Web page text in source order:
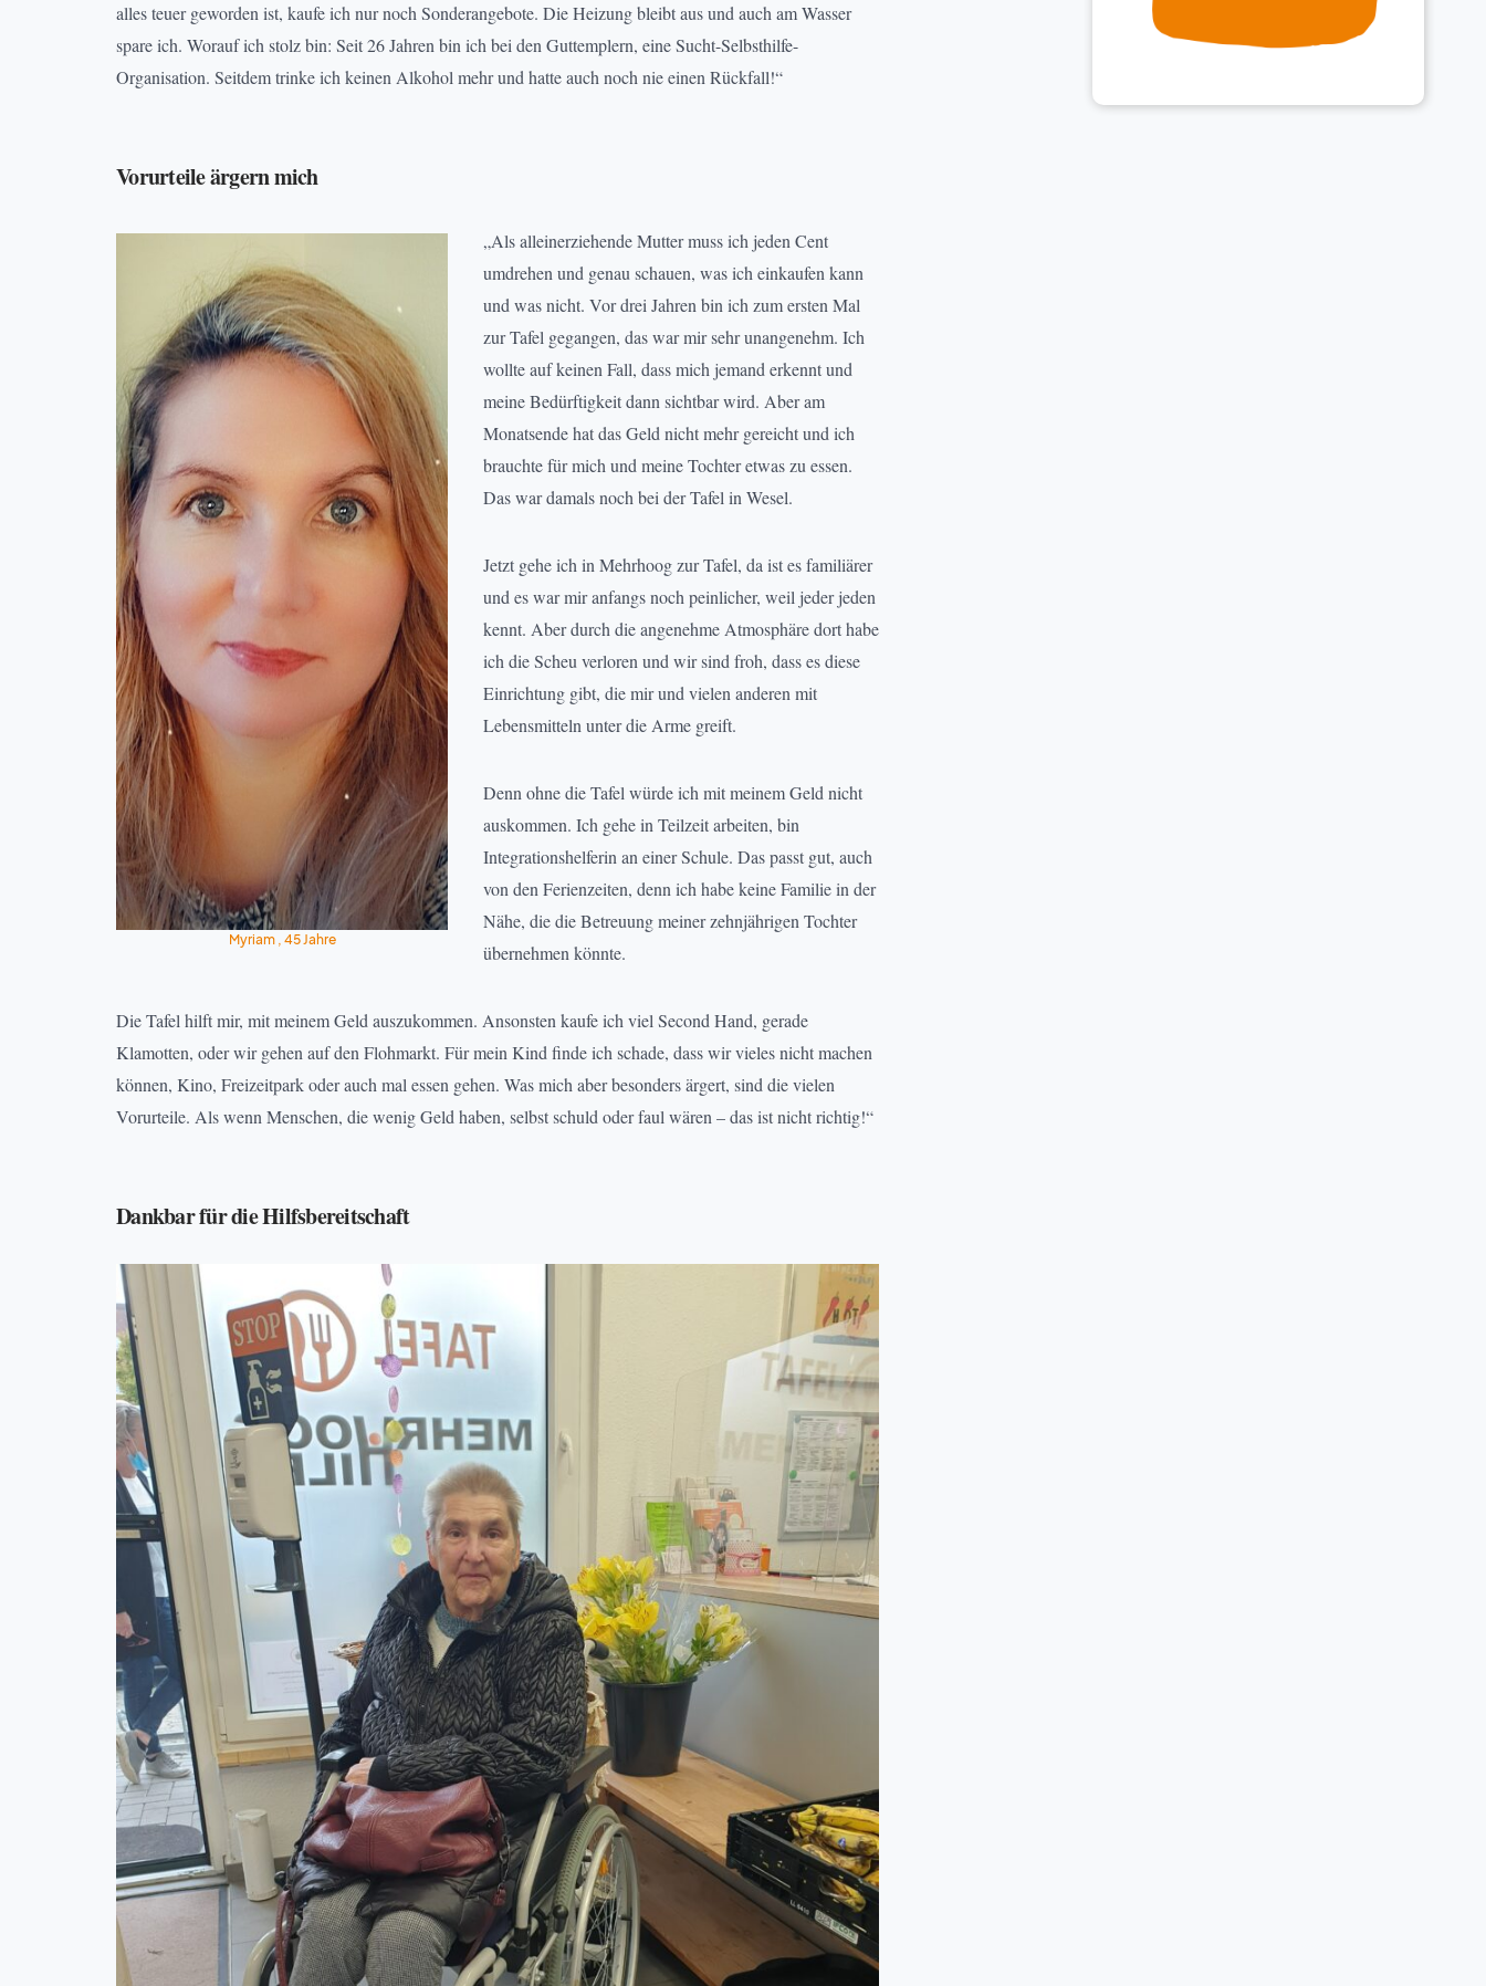
alles teuer geworden ist, kaufe ich nur noch Sonderangebote. Die Heizung bleibt aus und auch am Wasser
spare ich. Worauf ich stolz bin: Seit 26 Jahren bin ich bei den Guttemplern, eine Sucht-Selbsthilfe-
Organisation. Seitdem trinke ich keinen Alkohol mehr und hatte auch noch nie einen Rückfall!“
Vorurteile ärgern mich
Myriam , 45 Jahre
„Als alleinerziehende Mutter muss ich jeden Cent
umdrehen und genau schauen, was ich einkaufen kann
und was nicht. Vor drei Jahren bin ich zum ersten Mal
zur Tafel gegangen, das war mir sehr unangenehm. Ich
wollte auf keinen Fall, dass mich jemand erkennt und
meine Bedürftigkeit dann sichtbar wird. Aber am
Monatsende hat das Geld nicht mehr gereicht und ich
brauchte für mich und meine Tochter etwas zu essen.
Das war damals noch bei der Tafel in Wesel.
Jetzt gehe ich in Mehrhoog zur Tafel, da ist es familiärer
und es war mir anfangs noch peinlicher, weil jeder jeden
kennt. Aber durch die angenehme Atmosphäre dort habe
ich die Scheu verloren und wir sind froh, dass es diese
Einrichtung gibt, die mir und vielen anderen mit
Lebensmitteln unter die Arme greift.
Denn ohne die Tafel würde ich mit meinem Geld nicht
auskommen. Ich gehe in Teilzeit arbeiten, bin
Integrationshelferin an einer Schule. Das passt gut, auch
von den Ferienzeiten, denn ich habe keine Familie in der
Nähe, die die Betreuung meiner zehnjährigen Tochter
übernehmen könnte.
Die Tafel hilft mir, mit meinem Geld auszukommen. Ansonsten kaufe ich viel Second Hand, gerade
Klamotten, oder wir gehen auf den Flohmarkt. Für mein Kind finde ich schade, dass wir vieles nicht machen
können, Kino, Freizeitpark oder auch mal essen gehen. Was mich aber besonders ärgert, sind die vielen
Vorurteile. Als wenn Menschen, die wenig Geld haben, selbst schuld oder faul wären – das ist nicht richtig!“
Dankbar für die Hilfsbereitschaft